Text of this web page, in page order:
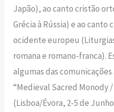
Japão), ao canto cristão
Grécia à Rússia) e ao
ocidente europeu
romana e romano-franca).
algumas das
“Medieval Sacred Monody
(Lisboa/Évora, 2-5 de